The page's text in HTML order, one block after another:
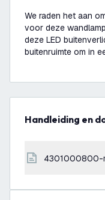
We raden het aan
voor deze
deze LED
buitenruimte om in
Handleiding en
4301000800-